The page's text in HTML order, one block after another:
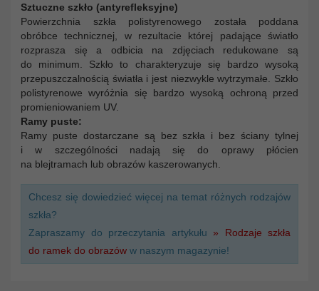
Sztuczne szkło (antyrefleksyjne)
Powierzchnia szkła polistyrenowego została poddana
obróbce technicznej, w rezultacie której padające światło
rozprasza się a odbicia na zdjęciach redukowane są
do minimum. Szkło to charakteryzuje się bardzo wysoką
przepuszczalnością światła i jest niezwykle wytrzymałe. Szkło
polistyrenowe wyróżnia się bardzo wysoką ochroną przed
promieniowaniem UV.
Ramy puste:
Ramy puste dostarczane są bez szkła i bez ściany tylnej
i w szczególności nadają się do oprawy płócien
na blejtramach lub obrazów kaszerowanych.
Chcesz się dowiedzieć więcej na temat różnych rodzajów
szkła?
Zapraszamy do przeczytania artykułu » Rodzaje szkła
do ramek do obrazów w naszym magazynie!